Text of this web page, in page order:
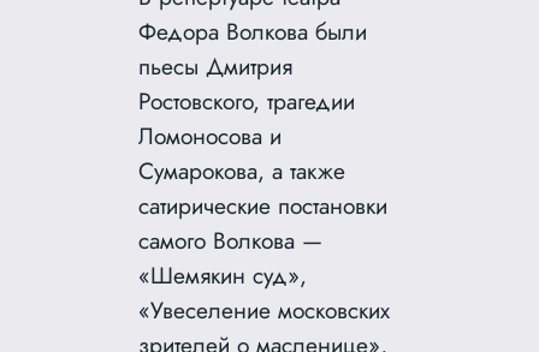
Федора Волкова были
пьесы Дмитрия
Ростовского, трагедии
Ломоносова и
Сумарокова, а также
сатирические постановки
самого Волкова —
«Шемякин суд»,
«Увеселение московских
зрителей о масленице»,